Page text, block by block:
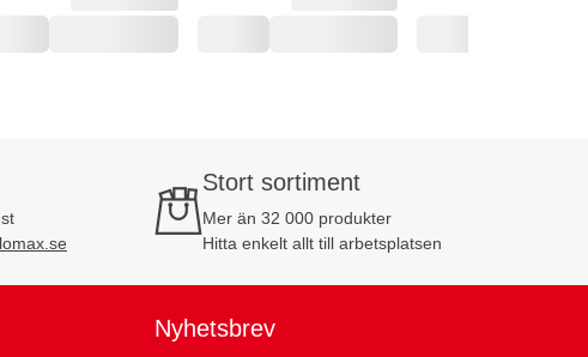
Stort sortiment
Mer än 32 000 produkter
Hitta enkelt allt till arbetsplatsen
Nyhetsbrev